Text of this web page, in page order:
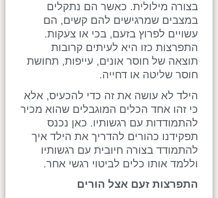
בצורה מילולית. כאשר הם נתקלים
במצבים שמרגישים להם קשים, הם
עשויים לפרוץ בזעם, בכי או צעקות.
התפרצות כזו היא לעיתים קרובות
תוצאה של חוסר אונים, עייפות, תחושת
חוסר שליטה או דחייה.
הילד לא עושה את זה כדי להכעיס, אלא
כי זהו אחד הכלים המוגבלים שהוא מכיר
להתמודדות עם רגשותיו. כאן נכנס
תפקידנו כהורים להדריך את הילד איך
להתמודד בצורה חיובית עם רגשותיו
וללמד אותו כלים לביטוי רגשי אחר.
התפרצות זעם אצל הורים